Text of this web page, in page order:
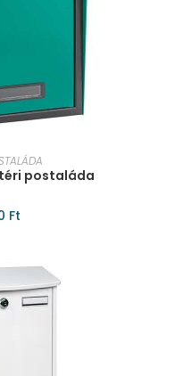
postaláda
Ft